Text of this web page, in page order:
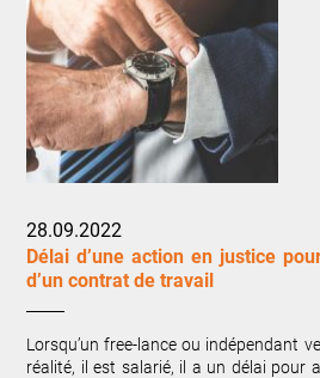
28.09.2022
Délai d’une action en justice
d’un contrat de travail
Lorsqu’un free-lance ou indépendant
réalité, il est salarié, il a un délai pour